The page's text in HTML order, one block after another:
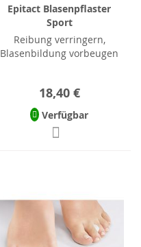
Epitact Blasenpflaster
Sport
Reibung verringern,
Blasenbildung vorbeugen
18,40 €
Verfügbar